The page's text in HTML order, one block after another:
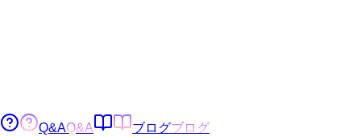
Q&AQ&A ブログブログ